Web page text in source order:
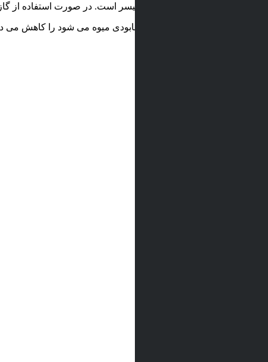
محصولات است که با گاز ازن میسر است. در صورت استفاده از
کند و رشد قارچ ها که باعث نابودی میوه می شود را کاهش می